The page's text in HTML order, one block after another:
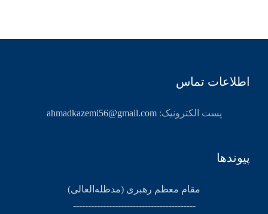
اطلاعات تماس
پست الکترونیک:ahmadkazemi56@gmail.com
پیوندها
مقام معظم رهبری (مد‌ظله‌العالی)
-----------------------------------------